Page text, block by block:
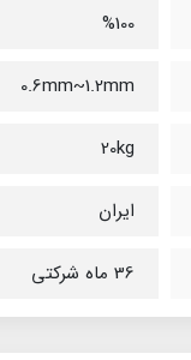
%100
0.6mm~1.2mm
20kg
ایران
36 ماه شرکتی